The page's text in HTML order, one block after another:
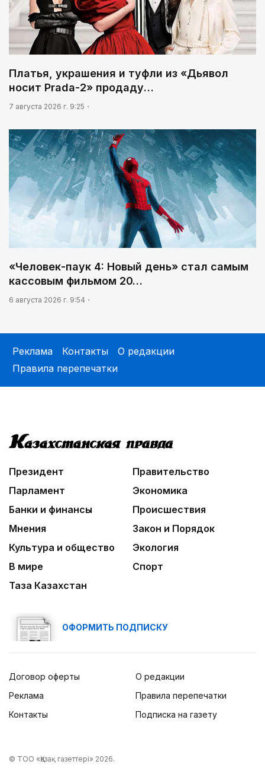
Платья, украшения и туфли из «Дьявол
носит Prada-2» продаду…
7 августа 2026 г. 9:25
«Человек-паук 4: Новый день» стал самым
кассовым фильмом 20…
6 августа 2026 г. 9:54
Реклама Контакты
О редакции
Правила перепечатки
Президент
Правительство
Парламент
Экономика
Банки и финансы
Происшествия
Мнения
Закон и Порядок
Культура и общество
Экология
В мире
Спорт
Таза Казахстан
ОФОРМИТЬ ПОДПИСКУ
Договор оферты
Реклама
Контакты
О редакции
Правила перепечатки
Подписка на газету
© ТОО «Қазақ газеттері» 2026.